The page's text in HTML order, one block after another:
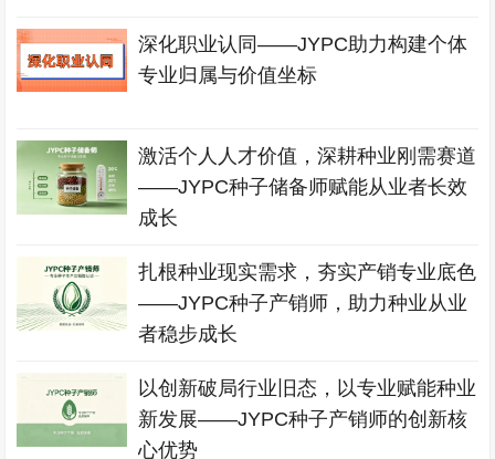
深化职业认同——JYPC助力构建个体
专业归属与价值坐标
激活个人人才价值，深耕种业刚需赛道
——JYPC种子储备师赋能从业者长效
成长
扎根种业现实需求，夯实产销专业底色
——JYPC种子产销师，助力种业从业
者稳步成长
以创新破局行业旧态，以专业赋能种业
新发展——JYPC种子产销师的创新核
心优势